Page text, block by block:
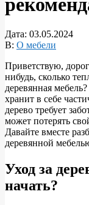
Дата: 03.05.2024
В: О мебели
Приветствую,
нибудь, сколько
деревянная
хранит в себе
дерево требует
может потерять
Давайте вместе
деревянной
Уход за
начать?